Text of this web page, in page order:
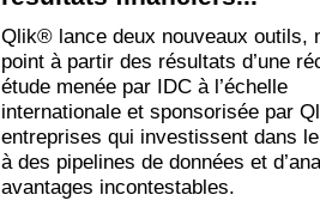
Qlik® lance deux nouveaux outils,
point à partir des résultats d’une
étude menée par IDC à l’échelle
internationale et sponsorisée par
entreprises qui investissent dans
à des pipelines de données et
avantages incontestables.